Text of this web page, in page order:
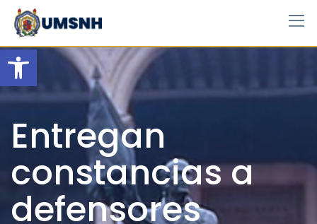
Open toolbar
Skip
content
Entregan
constancias a
defensores